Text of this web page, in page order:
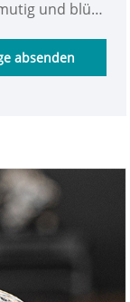
und blüht
Sie sich
hinaus
absenden